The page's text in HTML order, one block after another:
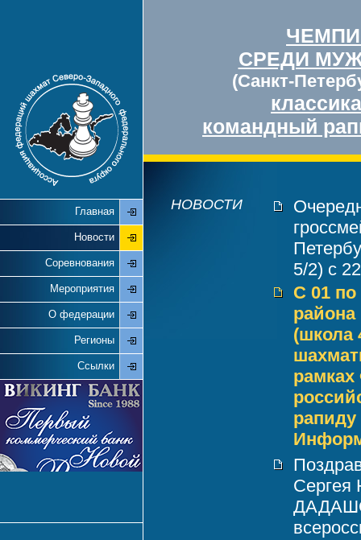
СРЕДИ
(Санкт-
классика
командный
Главная
Новости
Соревнования
Мероприятия
О федерации
Регионы
Ссылки
НОВОСТИ
5/2) с
С 01
района
(школа